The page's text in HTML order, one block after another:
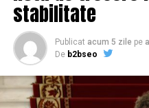
importante programe de
HoReCa şi pentru
aceasta”, a declarat Ionel
Sursa:Realitatea
stabilitate
Publicat acum 5 zile pe
De b2bseo